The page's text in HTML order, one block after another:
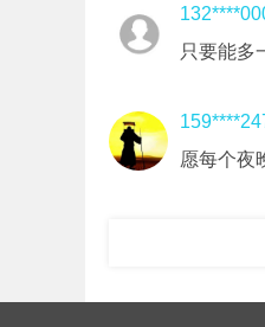
只要能多
愿每个夜